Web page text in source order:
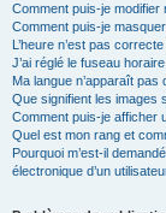
Comment puis-je modifier
Comment puis-je
L’heure n’est pas correcte
J’ai réglé le fuseau
Ma langue n’apparaît pas
Que signifient les images
Comment puis-je afficher
Quel est mon rang et
Pourquoi m’est-il
électronique d’un